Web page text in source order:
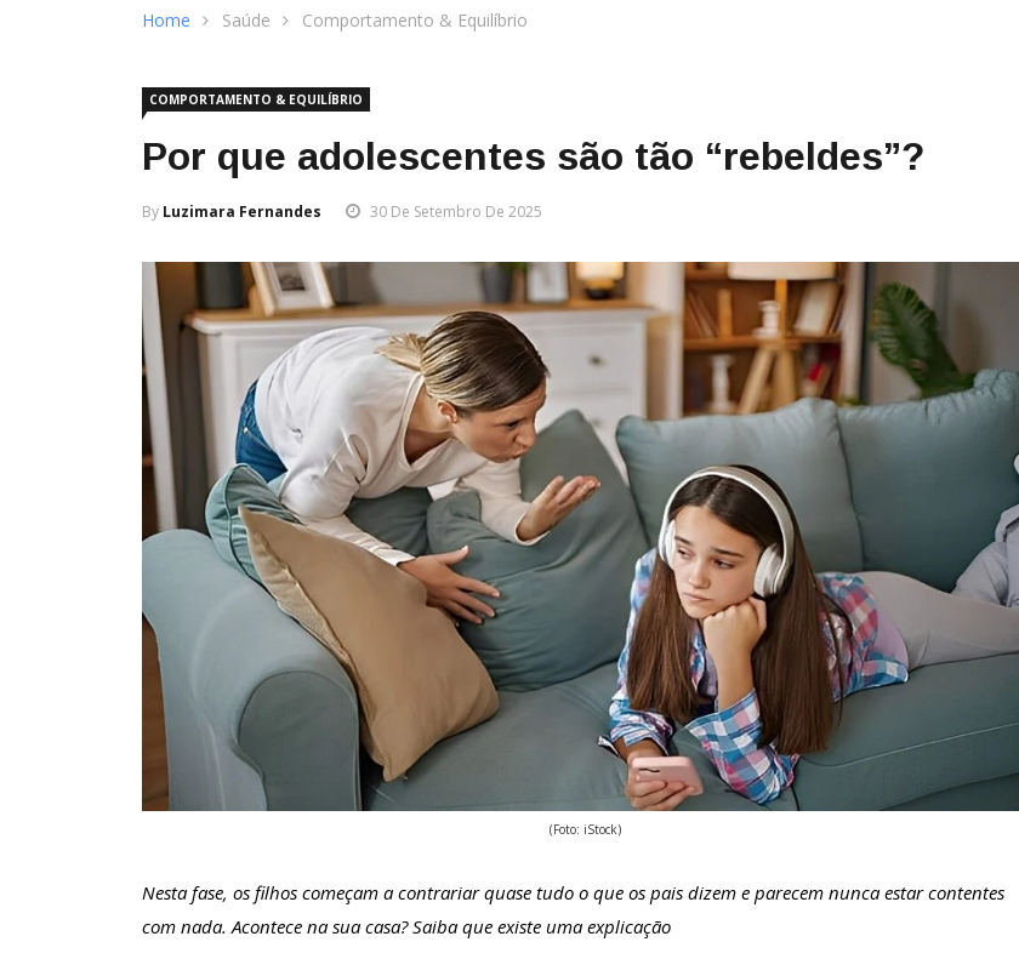
Home Saúde Comportamento & Equilíbrio
COMPORTAMENTO & EQUILÍBRIO
Por que adolescentes são tão “rebeldes”?
By Luzimara Fernandes 30 De Setembro De 2025
(Foto: iStock)
Nesta fase, os filhos começam a contrariar quase tudo o que os pais dizem e parecem nunca estar contentes
com nada. Acontece na sua casa? Saiba que existe uma explicação